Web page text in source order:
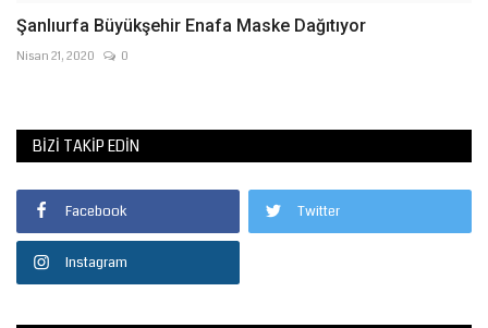
Şanlıurfa Büyükşehir Enafa Maske Dağıtıyor
Nisan 21, 2020 0
BIZI TAKIP EDIN
Facebook Twitter
Instagram